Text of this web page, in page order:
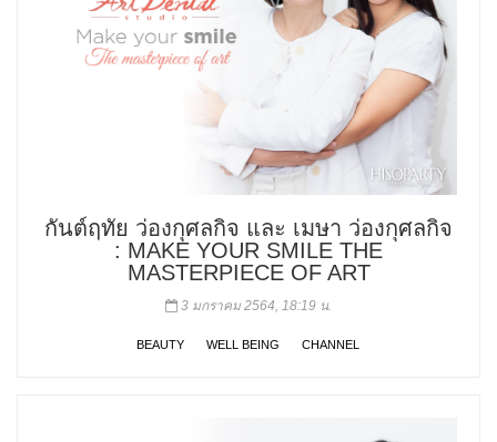
กันต์ฤทัย ว่องกุศลกิจ และ เมษา ว่องกุศลกิจ
: MAKE YOUR SMILE THE
MASTERPIECE OF ART
3 มกราคม 2564, 18:19 น.
BEAUTY WELL BEING CHANNEL